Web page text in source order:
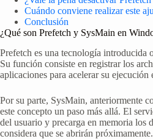
Cuándo conviene realizar este
Conclusión
¿Qué son Prefetch y SysMain en
Prefetch es una tecnología introducida
Su función consiste en registrar los
aplicaciones para acelerar su
Por su parte, SysMain, anteriormente
este concepto un paso más allá. El
del usuario y precarga en memoria los
considera que se abrirán próximamente.